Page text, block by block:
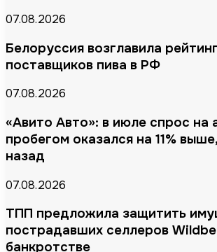
07.08.2026
Белоруссия возглавила рейтинг
поставщиков пива в РФ
07.08.2026
«Авито Авто»: в июле спрос на
пробегом оказался на 11%
назад
07.08.2026
ТПП предложила защитить
пострадавших селлеров
банкротстве